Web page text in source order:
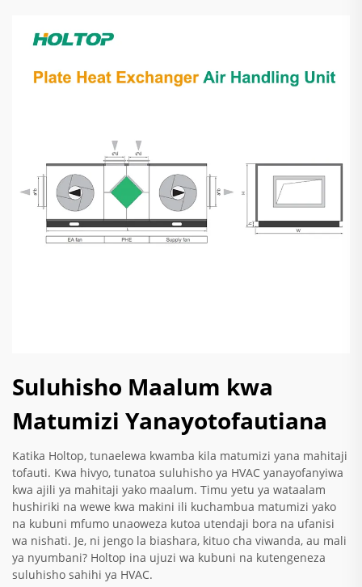
Suluhisho Maalum kwa
Matumizi Yanayotofautiana
Katika Holtop, tunaelewa kwamba kila matumizi yana mahitaji
tofauti. Kwa hivyo, tunatoa suluhisho ya HVAC yanayofanyiwa
kwa ajili ya mahitaji yako maalum. Timu yetu ya wataalam
hushiriki na wewe kwa makini ili kuchambua matumizi yako
na kubuni mfumo unaoweza kutoa utendaji bora na ufanisi
wa nishati. Je, ni jengo la biashara, kituo cha viwanda, au mali
ya nyumbani? Holtop ina ujuzi wa kubuni na kutengeneza
suluhisho sahihi ya HVAC.